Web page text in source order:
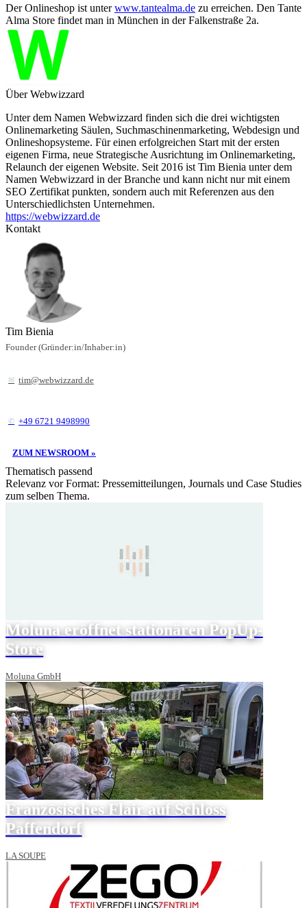
Der Onlineshop ist unterwww.tantealma.de zu erreichen. Den Tante
Alma Store findet man in München in der Falkenstraße 2a.
Über Webwizzard
Unter dem Namen Webwizzard finden sich die drei wichtigsten
Onlinemarketing Säulen, Suchmaschinenmarketing, Webdesign und
Onlineshopsysteme. Für einen erfolgreichen Start mit der ersten
eigenen Firma, neue Strategische Ausrichtung im Onlinemarketing,
Relaunch der eigenen Website. Seit 2016 ist Tim Bienia unter dem
Namen Webwizzard in der Branche und kann nicht nur mit einem
SEO Zertifikat punkten, sondern auch mit Referenzen aus den
Unterschiedlichsten Unternehmen.
https://webwizzard.de
Kontakt
Tim Bienia
Founder (Gründer:in/Inhaber:in)
tim@webwizzard.de
+49 6721 9498990
ZUM NEWSROOM »
Thematisch passend
Relevanz vor Format: Pressemitteilungen, Journals und Case Studies
zum selben Thema.
Moluna eröffnet stationären PopUp-
Store
Moluna GmbH
Französisches Flair auf Schloss
Paffendorf
LA SOUPE